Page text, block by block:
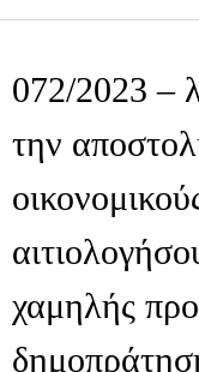
072/2023 –
την
χαμηλής